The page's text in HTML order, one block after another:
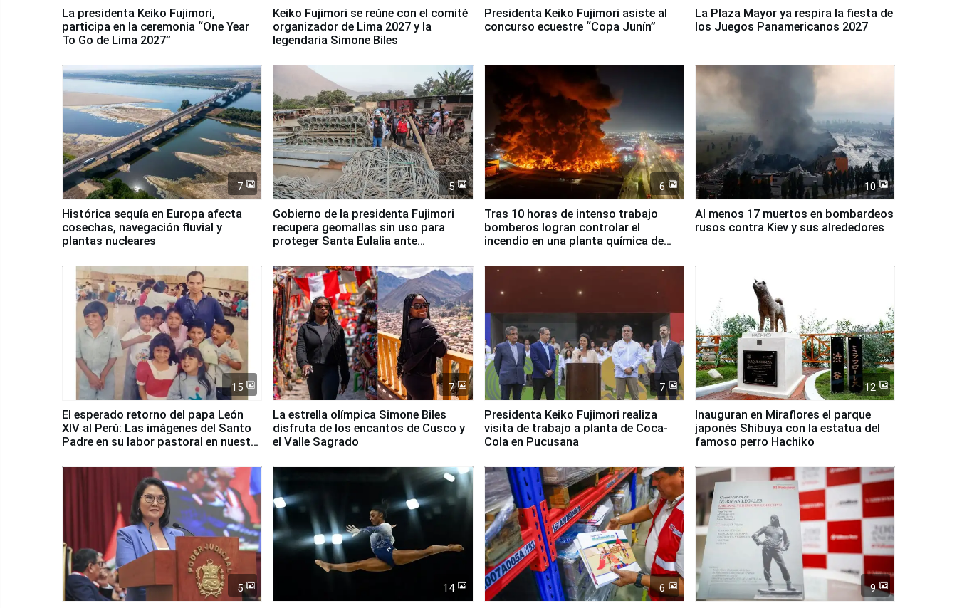
La presidenta Keiko Fujimori,
participa en la ceremonia “One Year
To Go de Lima 2027”
Keiko Fujimori se reúne con el comité
organizador de Lima 2027 y la
legendaria Simone Biles
Presidenta Keiko Fujimori asiste al
concurso ecuestre “Copa Junín”
La Plaza Mayor ya respira la fiesta de
los Juegos Panamericanos 2027
7
Histórica sequía en Europa afecta
cosechas, navegación fluvial y
plantas nucleares
5
Gobierno de la presidenta Fujimori
recupera geomallas sin uso para
proteger Santa Eulalia ante
6
Tras 10 horas de intenso trabajo
bomberos logran controlar el
incendio en una planta química de
10
Al menos 17 muertos en bombardeos
rusos contra Kiev y sus alrededores
15
El esperado retorno del papa León
XIV al Perú: Las imágenes del Santo
Padre en su labor pastoral en nuestro
7
La estrella olímpica Simone Biles
disfruta de los encantos de Cusco y
el Valle Sagrado
7
Presidenta Keiko Fujimori realiza
visita de trabajo a planta de Coca-
Cola en Pucusana
12
Inauguran en Miraflores el parque
japonés Shibuya con la estatua del
famoso perro Hachiko
5 14 6 9